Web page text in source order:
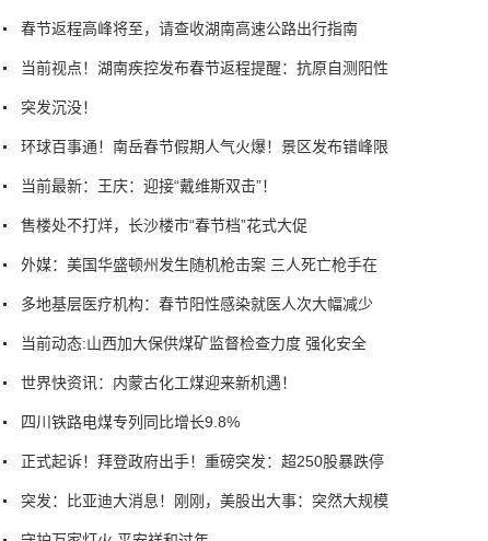
春节返程高峰将至，请查收湖南高速公路出行指南
当前视点！湖南疾控发布春节返程提醒：抗原自测阳性
突发沉没！
环球百事通！南岳春节假期人气火爆！景区发布错峰限
当前最新：王庆：迎接“戴维斯双击”！
售楼处不打烊，长沙楼市“春节档”花式大促
外媒：美国华盛顿州发生随机枪击案 三人死亡枪手在
多地基层医疗机构：春节阳性感染就医人次大幅减少
当前动态:山西加大保供煤矿监督检查力度 强化安全
世界快资讯：内蒙古化工煤迎来新机遇！
四川铁路电煤专列同比增长9.8%
正式起诉！拜登政府出手！重磅突发：超250股暴跌停
突发：比亚迪大消息！刚刚，美股出大事：突然大规模